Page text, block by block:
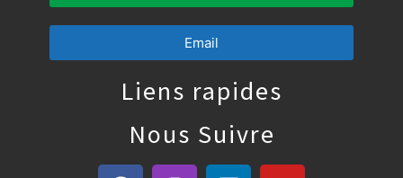
Email
Liens rapides
Nous Suivre